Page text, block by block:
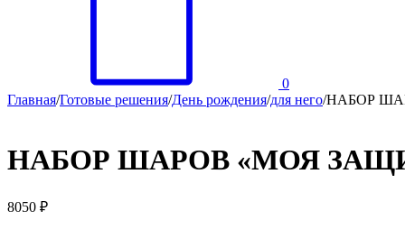
0
Главная/Готовые решения/День рождения/для него/НАБОР
НАБОР ШАРОВ «МОЯ
8050 ₽